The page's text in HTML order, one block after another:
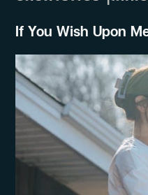
If You Wish Upon